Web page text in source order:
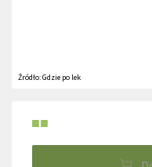
Źródło:Gdzie po lek
■■